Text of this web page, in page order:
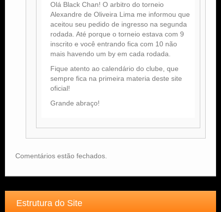
Olá Black Chan! O arbitro do torneio
Alexandre de Oliveira Lima me informou que
aceitou seu pedido de ingresso na segunda
rodada. Até porque o torneio estava com 9
inscrito e você entrando fica com 10 não
mais havendo um by em cada rodada.
Fique atento ao calendário do clube, que
sempre fica na primeira materia deste site
oficial!
Grande abraço!
Comentários estão fechados.
Estrutura do Site